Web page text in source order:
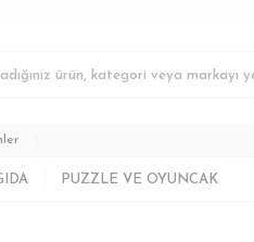
PUZZLE VE OYUNCAK